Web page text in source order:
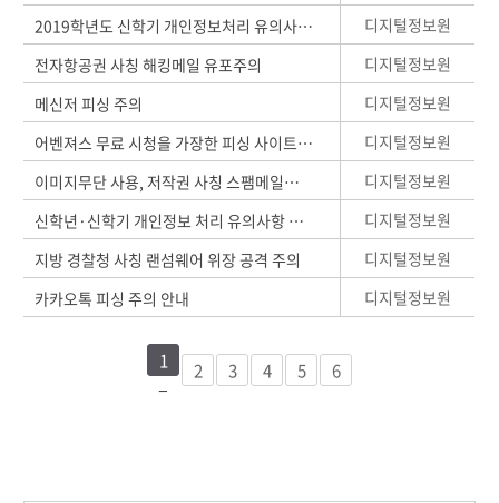
2019학년도 신학기 개인정보처리 유의사항 안내
디지털정보원
전자항공권 사칭 해킹메일 유포주의
디지털정보원
메신저 피싱 주의
디지털정보원
어벤져스 무료 시청을 가장한 피싱 사이트 등장
디지털정보원
이미지무단 사용, 저작권 사칭 스팸메일랜섬웨어 주의
디지털정보원
신학년·신학기 개인정보 처리 유의사항 안내
디지털정보원
지방 경찰청 사칭 랜섬웨어 위장 공격 주의
디지털정보원
카카오톡 피싱 주의 안내
디지털정보원
1 2 3 4 5 6